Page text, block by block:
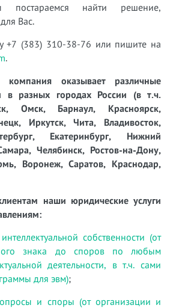
постараемся найти решение,
Вас.
+7 (383) 310-38-76 или пишите на
.
оказывает различные
в разных городах России (в т.ч.
Омск, Барнаул, Красноярск,
Иркутск, Чита, Владивосток,
Екатеринбург, Нижний
Челябинск, Ростов-на-Дону,
Воронеж, Саратов, Краснодар,
наши юридические услуги
собственности (от
знака до споров по любым
деятельности, в т.ч. сами
для эвм);
и споры (от организации и